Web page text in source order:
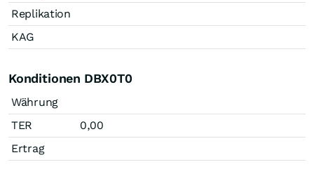
Replikation
KAG
Konditionen DBX0T0
Währung
TER
0,00
Ertrag